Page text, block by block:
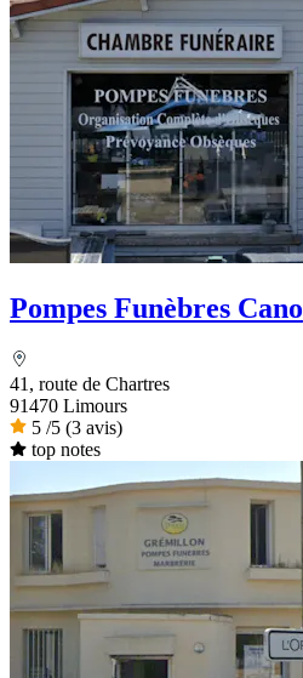
Pompes Funèbres Cano
41, route de Chartres
91470 Limours
5 /5 (3 avis)
top notes